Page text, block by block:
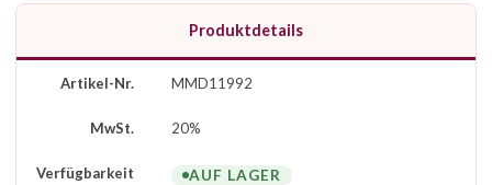
Produktdetails
Artikel-Nr. MMD11992
MwSt. 20%
Verfügbarkeit AUF LAGER